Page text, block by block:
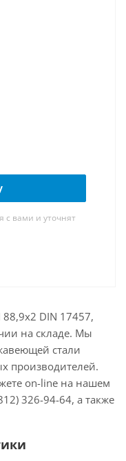
с вами и уточнят
DIN 17457,
на складе. Мы
стали
производителей.
on-line на нашем
326-94-64, а также